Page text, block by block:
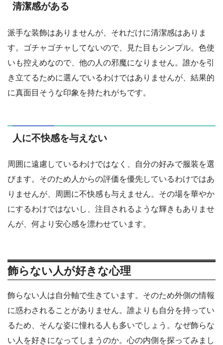
清潔感がある
派手な装飾はありませんが、それだけに清潔感はありま
す。ゴチャゴチャしてないので、見た目もシンプル。色使
いも控えめなので、他の人の邪魔になりません。誰かを引
き立てるために選んでいるわけではありませんが、結果的
に真面目そうな印象を持たれがちです。
人に不快感を与えない
周囲に遠慮しているわけではなく、自分の好みで服装を選
びます。そのため人からの評価を優先しているわけではあ
りませんが、周囲に不快感も与えません。その場を華やか
にするわけではないし、注目されるような輝きもありませ
んが、何より安心感を漂わせています。
飾らない人が好きな心理
飾らない人は自分軸で生きています。そのため外側の情報
に惑わされることがありません。誰よりも自分を持ってい
るため、そんな姿に憧れる人も多いでしょう。なぜ飾らな
い人を好きになってしまうのか。心の内側を探ってみまし